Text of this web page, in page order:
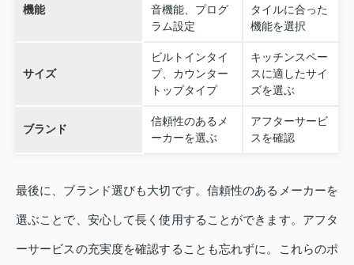
機能
音機能、プログ
ラム設定
タイルに合った
機能を選択
サイズ
ビルトインタイ
プ、カウンター
トップタイプ
キッチンスペー
スに適したサイ
ズを選ぶ
ブランド
信頼性のあるメ
ーカーを選ぶ
アフターサービ
スを確認
最後に、ブランド選びも大切です。信頼性のあるメーカーを
選ぶことで、安心して長く使用することができます。アフタ
ーサービスの充実度を確認することも忘れずに。これらのポ